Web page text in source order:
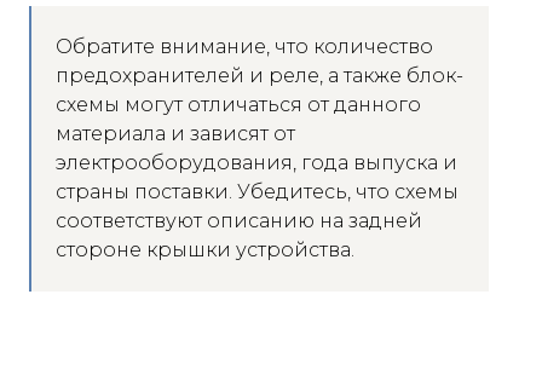
Обратите внимание, что количество
предохранителей и реле, а также блок-
схемы могут отличаться от данного
материала и зависят от
электрооборудования, года выпуска и
страны поставки. Убедитесь, что схемы
соответствуют описанию на задней
стороне крышки устройства.